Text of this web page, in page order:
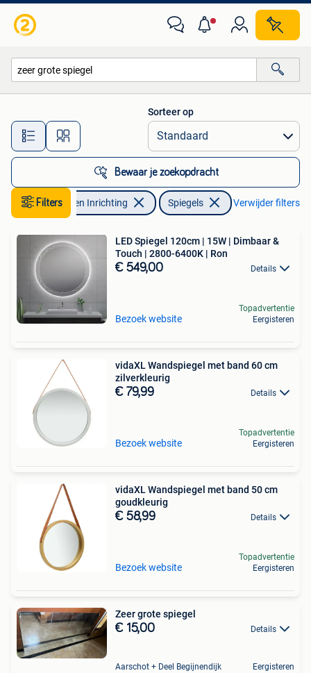
Alle afstanden…
Sorteer op
Bewaar je zoekopdracht
FiltersHuis en Inrichting Spiegels Verwijder filters
LED Spiegel 120cm | 15W | Dimbaar &
Touch | 2800-6400K | Ron
€ 549,00 Details
Bezoek website
Topadvertentie
Eergisteren
vidaXL Wandspiegel met band 60 cm
zilverkleurig
€ 79,99 Details
Bezoek website
Topadvertentie
Eergisteren
vidaXL Wandspiegel met band 50 cm
goudkleurig
€ 58,99 Details
Bezoek website
Topadvertentie
Eergisteren
Zeer grote spiegel
€ 15,00 Details
Aarschot + Deel Begijnendijk Eergisteren